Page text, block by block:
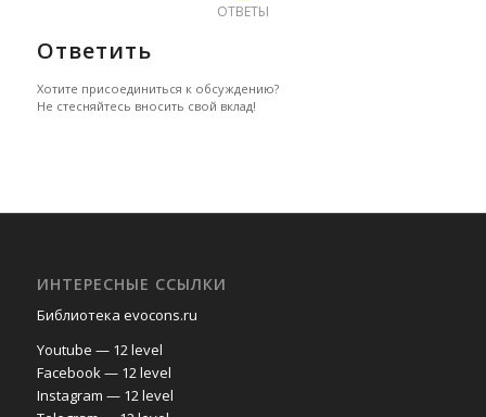
ОТВЕТЫ
Ответить
Хотите присоединиться к обсуждению?
Не стесняйтесь вносить свой вклад!
ИНТЕРЕСНЫЕ ССЫЛКИ
Библиотека evocons.ru
Youtube — 12 level
Facebook — 12 level
Instagram — 12 level